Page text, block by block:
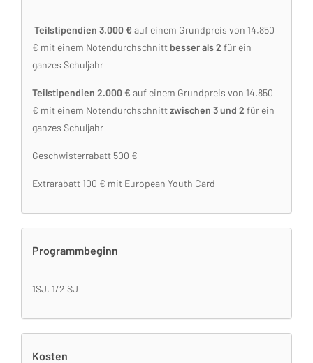
Teilstipendien 3.000 € auf einem Grundpreis von 14.850
€ mit einem Notendurchschnitt besser als 2 für ein
ganzes Schuljahr
Teilstipendien 2.000 € auf einem Grundpreis von 14.850
€ mit einem Notendurchschnittzwischen 3 und 2 für ein
ganzes Schuljahr
Geschwisterrabatt 500 €
Extrarabatt 100 € mit European Youth Card
Programmbeginn
1SJ, 1/2 SJ
Kosten